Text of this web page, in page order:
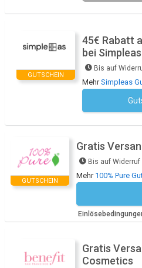
GUTSCHEIN
45€ Rabatt
bei Simpleas
Bis auf
MehrSimpleas
GUTSCHEIN
Gratis
Bis auf Widerruf
Mehr 100% Pure
Gratis
Cosmetics